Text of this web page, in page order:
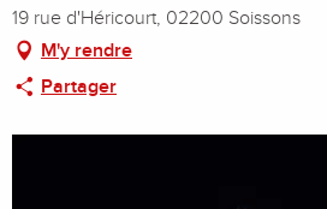
19 rue d'Héricourt, 02200 Soissons
M'y rendre
Partager